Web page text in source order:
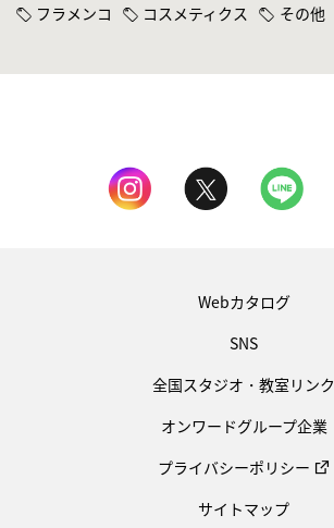
フラメンコ
コスメティクス その他
Webカタログ
SNS
全国スタジオ・教室リンク
オンワードグループ企業
プライバシーポリシー
サイトマップ